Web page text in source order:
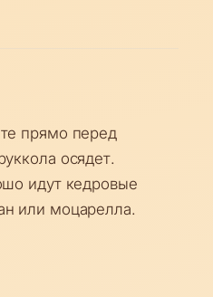
прямо перед
осядет.
идут кедровые
или моцарелла.